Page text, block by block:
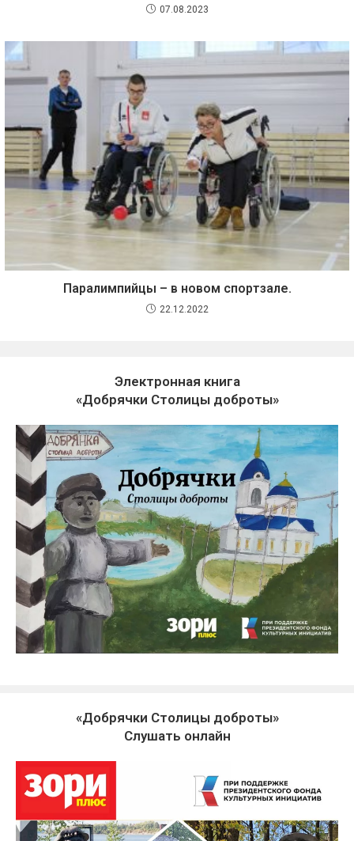
07.08.2023
Паралимпийцы – в новом спортзале.
22.12.2022
Электронная книга
«Добрячки Столицы доброты»
«Добрячки Столицы доброты»
Слушать онлайн